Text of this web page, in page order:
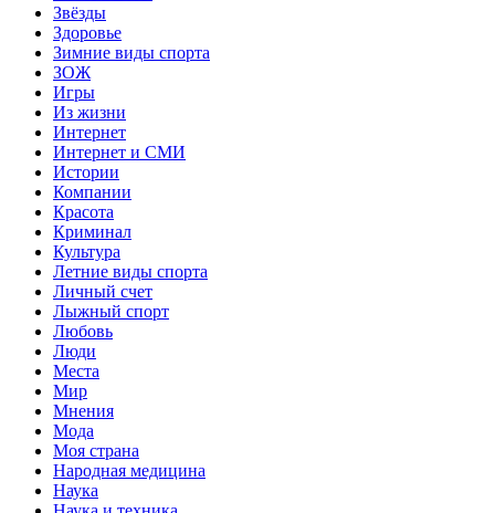
Звёзды
Здоровье
Зимние виды спорта
ЗОЖ
Игры
Из жизни
Интернет
Интернет и СМИ
Истории
Компании
Красота
Криминал
Культура
Летние виды спорта
Личный счет
Лыжный спорт
Любовь
Люди
Места
Мир
Мнения
Мода
Моя страна
Народная медицина
Наука